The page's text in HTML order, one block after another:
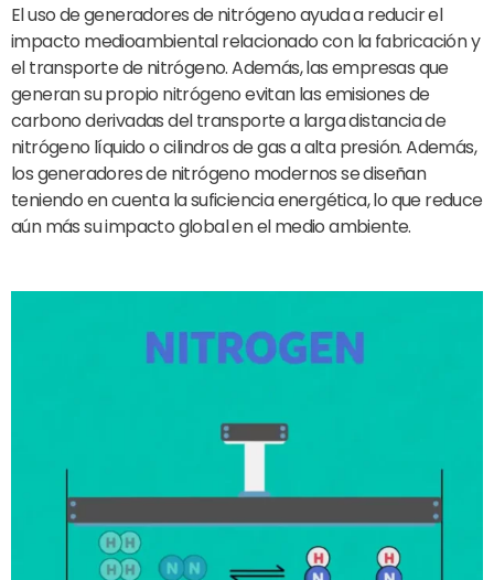
El uso de generadores de nitrógeno ayuda a reducir el
impacto medioambiental relacionado con la fabricación y
el transporte de nitrógeno. Además, las empresas que
generan su propio nitrógeno evitan las emisiones de
carbono derivadas del transporte a larga distancia de
nitrógeno líquido o cilindros de gas a alta presión. Además,
los generadores de nitrógeno modernos se diseñan
teniendo en cuenta la suficiencia energética, lo que reduce
aún más su impacto global en el medio ambiente.